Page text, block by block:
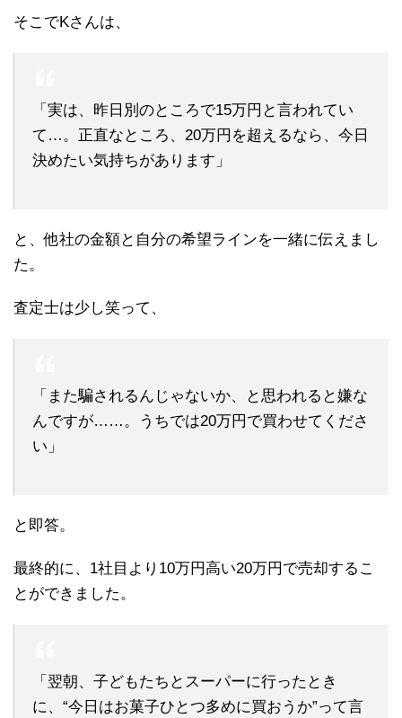
そこでKさんは、
「実は、昨日別のところで15万円と言われてい
て…。正直なところ、20万円を超えるなら、今日
決めたい気持ちがあります」
と、他社の金額と自分の希望ラインを一緒に伝えまし
た。
査定士は少し笑って、
「また騙されるんじゃないか、と思われると嫌な
んですが……。うちでは20万円で買わせてくださ
い」
と即答。
最終的に、1社目より10万円高い20万円で売却するこ
とができました。
「翌朝、子どもたちとスーパーに行ったとき
に、“今日はお菓子ひとつ多めに買おうか”って言